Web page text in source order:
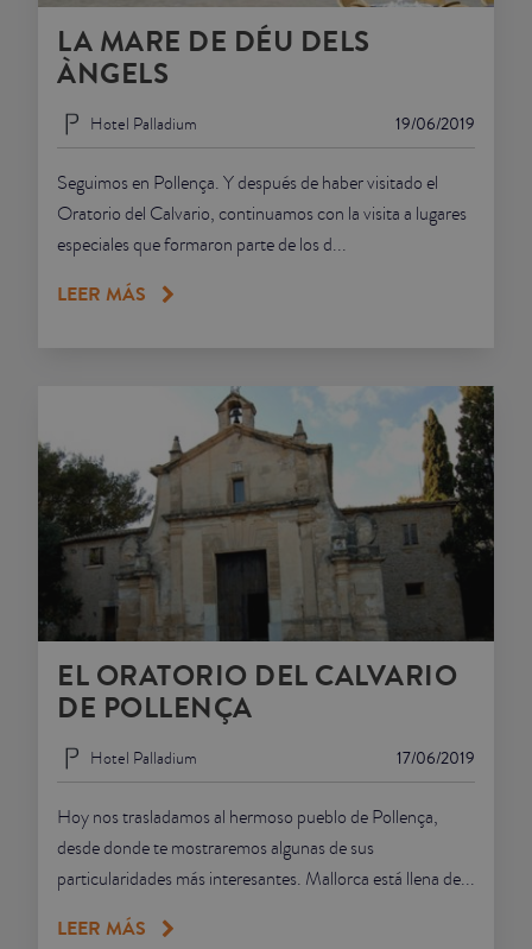
LA MARE DE DÉU DELS
ÀNGELS
19/06/2019
Hotel Palladium
Seguimos en Pollença. Y después de haber visitado el
Oratorio del Calvario, continuamos con la visita a lugares
especiales que formaron parte de los d...
LEER MÁS
EL ORATORIO DEL CALVARIO
DE POLLENÇA
17/06/2019
Hotel Palladium
Hoy nos trasladamos al hermoso pueblo de Pollença,
desde donde te mostraremos algunas de sus
particularidades más interesantes. Mallorca está llena de...
LEER MÁS
JUNIOR SUITES